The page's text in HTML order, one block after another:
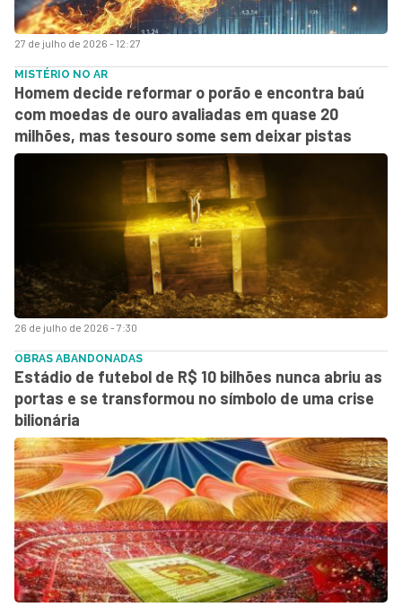
27 de julho de 2026 - 12:27
26 de julho de 2026 - 7:30
MISTÉRIO NO AR
Homem decide reformar o porão e encontra baú
com moedas de ouro avaliadas em quase 20
milhões, mas tesouro some sem deixar pistas
OBRAS ABANDONADAS
Estádio de futebol de R$ 10 bilhões nunca abriu as
portas e se transformou no símbolo de uma crise
bilionária